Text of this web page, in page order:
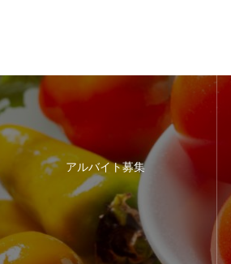
アルバイト募集